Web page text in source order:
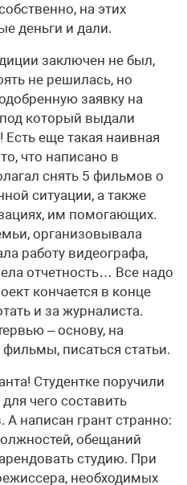
на этих
деньги и дали.
заключен не был,
не решилась, но
заявку на
который выдали
Есть еще такая наивная
что написано в
снять 5 фильмов о
ситуации, а также
им помогающих.
организовывала
работу видеографа,
отчетность… Все надо
кончается в конце
и за журналиста.
– основу, на
фильмы, писаться статьи.
Студентке поручили
чего составить
написан грант странно:
обещаний
студию. При
необходимых